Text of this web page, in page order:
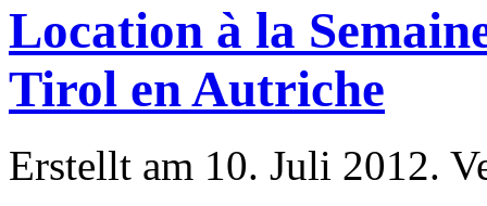
Location à la
Tirol en Autriche
Erstellt am 10. Juli 2012.